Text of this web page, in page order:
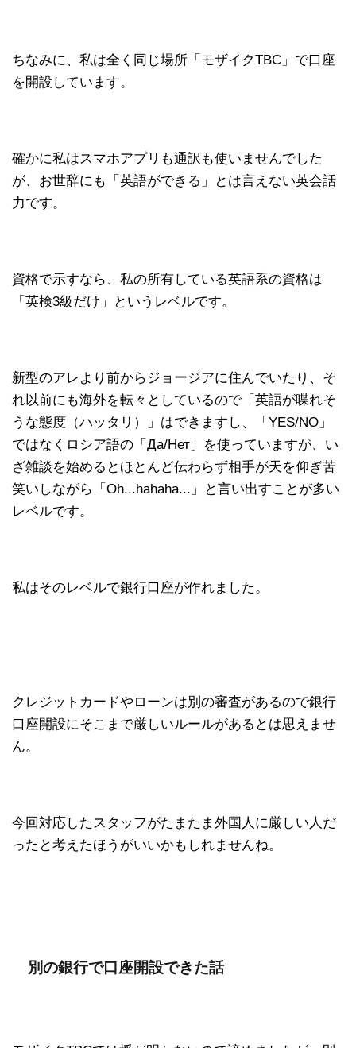
ちなみに、私は全く同じ場所「モザイクTBC」で口座
を開設しています。
確かに私はスマホアプリも通訳も使いませんでした
が、お世辞にも「英語ができる」とは言えない英会話
力です。
資格で示すなら、私の所有している英語系の資格は
「英検3級だけ」というレベルです。
新型のアレより前からジョージアに住んでいたり、そ
れ以前にも海外を転々としているので「英語が喋れそ
うな態度（ハッタリ）」はできますし、「YES/NO」
ではなくロシア語の「Да/Нет」を使っていますが、い
ざ雑談を始めるとほとんど伝わらず相手が天を仰ぎ苦
笑いしながら「Oh...hahaha...」と言い出すことが多い
レベルです。
私はそのレベルで銀行口座が作れました。
クレジットカードやローンは別の審査があるので銀行
口座開設にそこまで厳しいルールがあるとは思えませ
ん。
今回対応したスタッフがたまたま外国人に厳しい人だ
ったと考えたほうがいいかもしれませんね。
別の銀行で口座開設できた話